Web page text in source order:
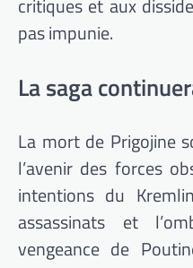
critiques et aux
pas impunie.
La saga
La mort de Prigojine
l’avenir des forces
intentions du
assassinats et
vengeance de